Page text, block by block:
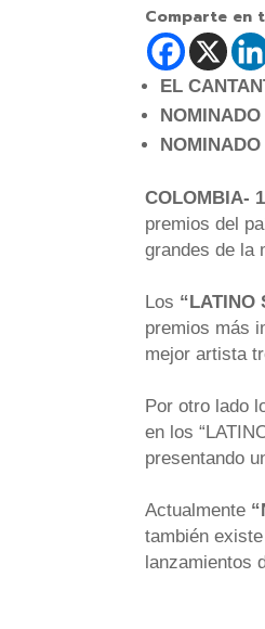
Comparte en
EL
COLOMBIA-
premios del
grandes de la
Los “LATINO
premios más
mejor artista
Por otro lado
en los
presentando
Actualmente
también
lanzamientos